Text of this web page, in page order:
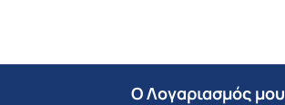
Ο Λογαριασμός μου